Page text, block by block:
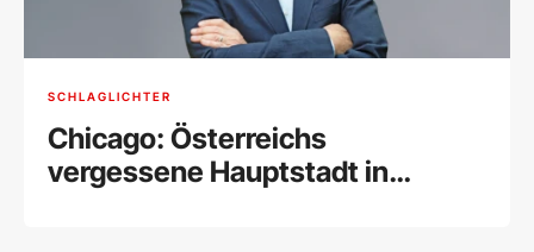
SCHLAGLICHTER
Chicago: Österreichs
vergessene Hauptstadt in